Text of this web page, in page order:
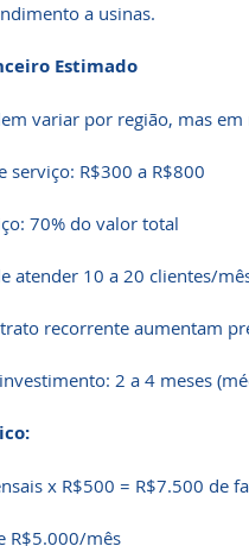
a usinas.
Estimado
variar por região, mas em
serviço: R$300 a R$800
70% do valor total
atender 10 a 20 clientes/
recorrente aumentam
2 a 4 meses
x R$500 = R$7.500 de
R$5.000/mês